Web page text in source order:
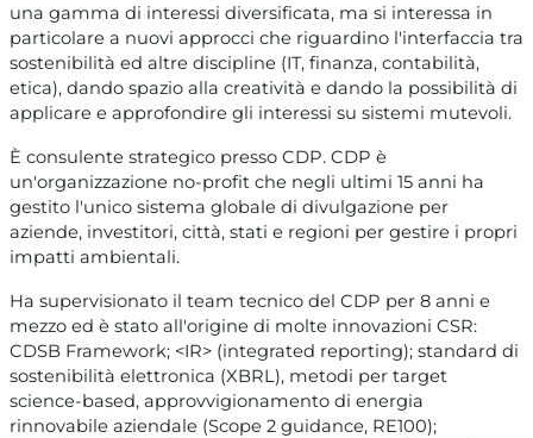
una gamma di interessi diversificata, ma si interessa in
particolare a nuovi approcci che riguardino l'interfaccia tra
sostenibilità ed altre discipline (IT, finanza, contabilità,
etica), dando spazio alla creatività e dando la possibilità di
applicare e approfondire gli interessi su sistemi mutevoli.
È consulente strategico presso CDP. CDP è
un'organizzazione no-profit che negli ultimi 15 anni ha
gestito l'unico sistema globale di divulgazione per
aziende, investitori, città, stati e regioni per gestire i propri
impatti ambientali.
Ha supervisionato il team tecnico del CDP per 8 anni e
mezzo ed è stato all'origine di molte innovazioni CSR:
CDSB Framework; <IR> (integrated reporting); standard di
sostenibilità elettronica (XBRL), metodi per target
science-based, approvvigionamento di energia
rinnovabile aziendale (Scope 2 guidance, RE100);